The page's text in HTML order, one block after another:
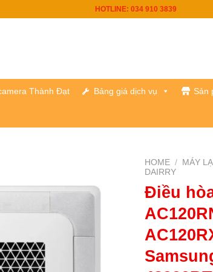
HOTLINE: 034 910 3839
Thành Đạt Bảng giá dịch vụ Sản
HOME / MÁY
DAIRRY
Điều